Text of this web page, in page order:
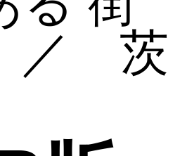
／ 茨